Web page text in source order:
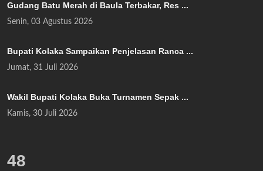
Gudang Batu Merah di Baula Terbakar, Res ...
Senin, 03 Agustus 2026
Bupati Kolaka Sampaikan Penjelasan Ranca ...
Jumat, 31 Juli 2026
Wakil Bupati Kolaka Buka Turnamen Sepak ...
Kamis, 30 Juli 2026
55